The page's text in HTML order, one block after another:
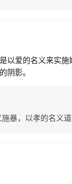
以爱的名义来实
阴影。
暴，以孝的名义道